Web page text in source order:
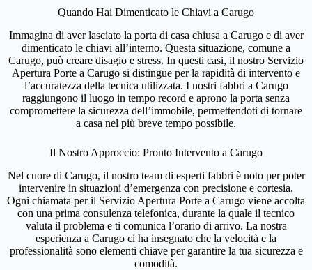
Quando Hai Dimenticato le Chiavi a Carugo
Immagina di aver lasciato la porta di casa chiusa a Carugo e di aver
dimenticato le chiavi all’interno. Questa situazione, comune a
Carugo, può creare disagio e stress. In questi casi, il nostro Servizio
Apertura Porte a Carugo si distingue per la rapidità di intervento e
l’accuratezza della tecnica utilizzata. I nostri fabbri a Carugo
raggiungono il luogo in tempo record e aprono la porta senza
compromettere la sicurezza dell’immobile, permettendoti di tornare
a casa nel più breve tempo possibile.
Il Nostro Approccio: Pronto Intervento a Carugo
Nel cuore di Carugo, il nostro team di esperti fabbri è noto per poter
intervenire in situazioni d’emergenza con precisione e cortesia.
Ogni chiamata per il Servizio Apertura Porte a Carugo viene accolta
con una prima consulenza telefonica, durante la quale il tecnico
valuta il problema e ti comunica l’orario di arrivo. La nostra
esperienza a Carugo ci ha insegnato che la velocità e la
professionalità sono elementi chiave per garantire la tua sicurezza e
comodità.